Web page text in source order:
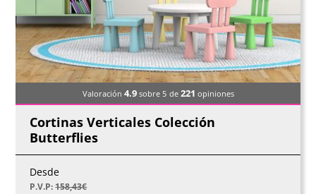
Valoración 4.9sobre 5 de 221 opiniones
Cortinas Verticales Colección
Butterflies
Desde
P.V.P:158,43€